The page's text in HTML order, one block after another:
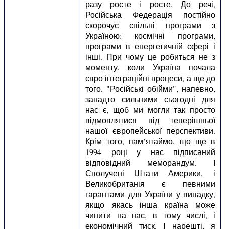
разу росте і росте. До речі,
Російська Федерація постійно
скорочує спільні програми з
Україною: космічні програми,
програми в енергетичній сфері і
інші. При чому це робиться не з
моменту, коли Україна почала
євро інтеграційні процеси, а ще до
того. "Російські обійми", напевно,
занадто сильними сьогодні для
нас є, щоб ми могли так просто
відмовлятися від теперішньої
нашої європейської перспективи.
Крім того, пам’ятаймо, що ще в
1994 році у нас підписаний
відповідний меморандум. І
Сполучені Штати Америки, і
Великобританія є певними
гарантами для України у випадку,
якщо якась інша країна може
чинити на нас, в тому числі, і
економічний тиск. І нарешті, я